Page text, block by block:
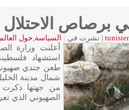
برصاص الاحتلال
| نشرت في : السياسة,حول العالم
أعلنت وزارة
استشهاد
طعن جندي
شمال مدينة
من جهتها ذكرت
الصهيوني الذي